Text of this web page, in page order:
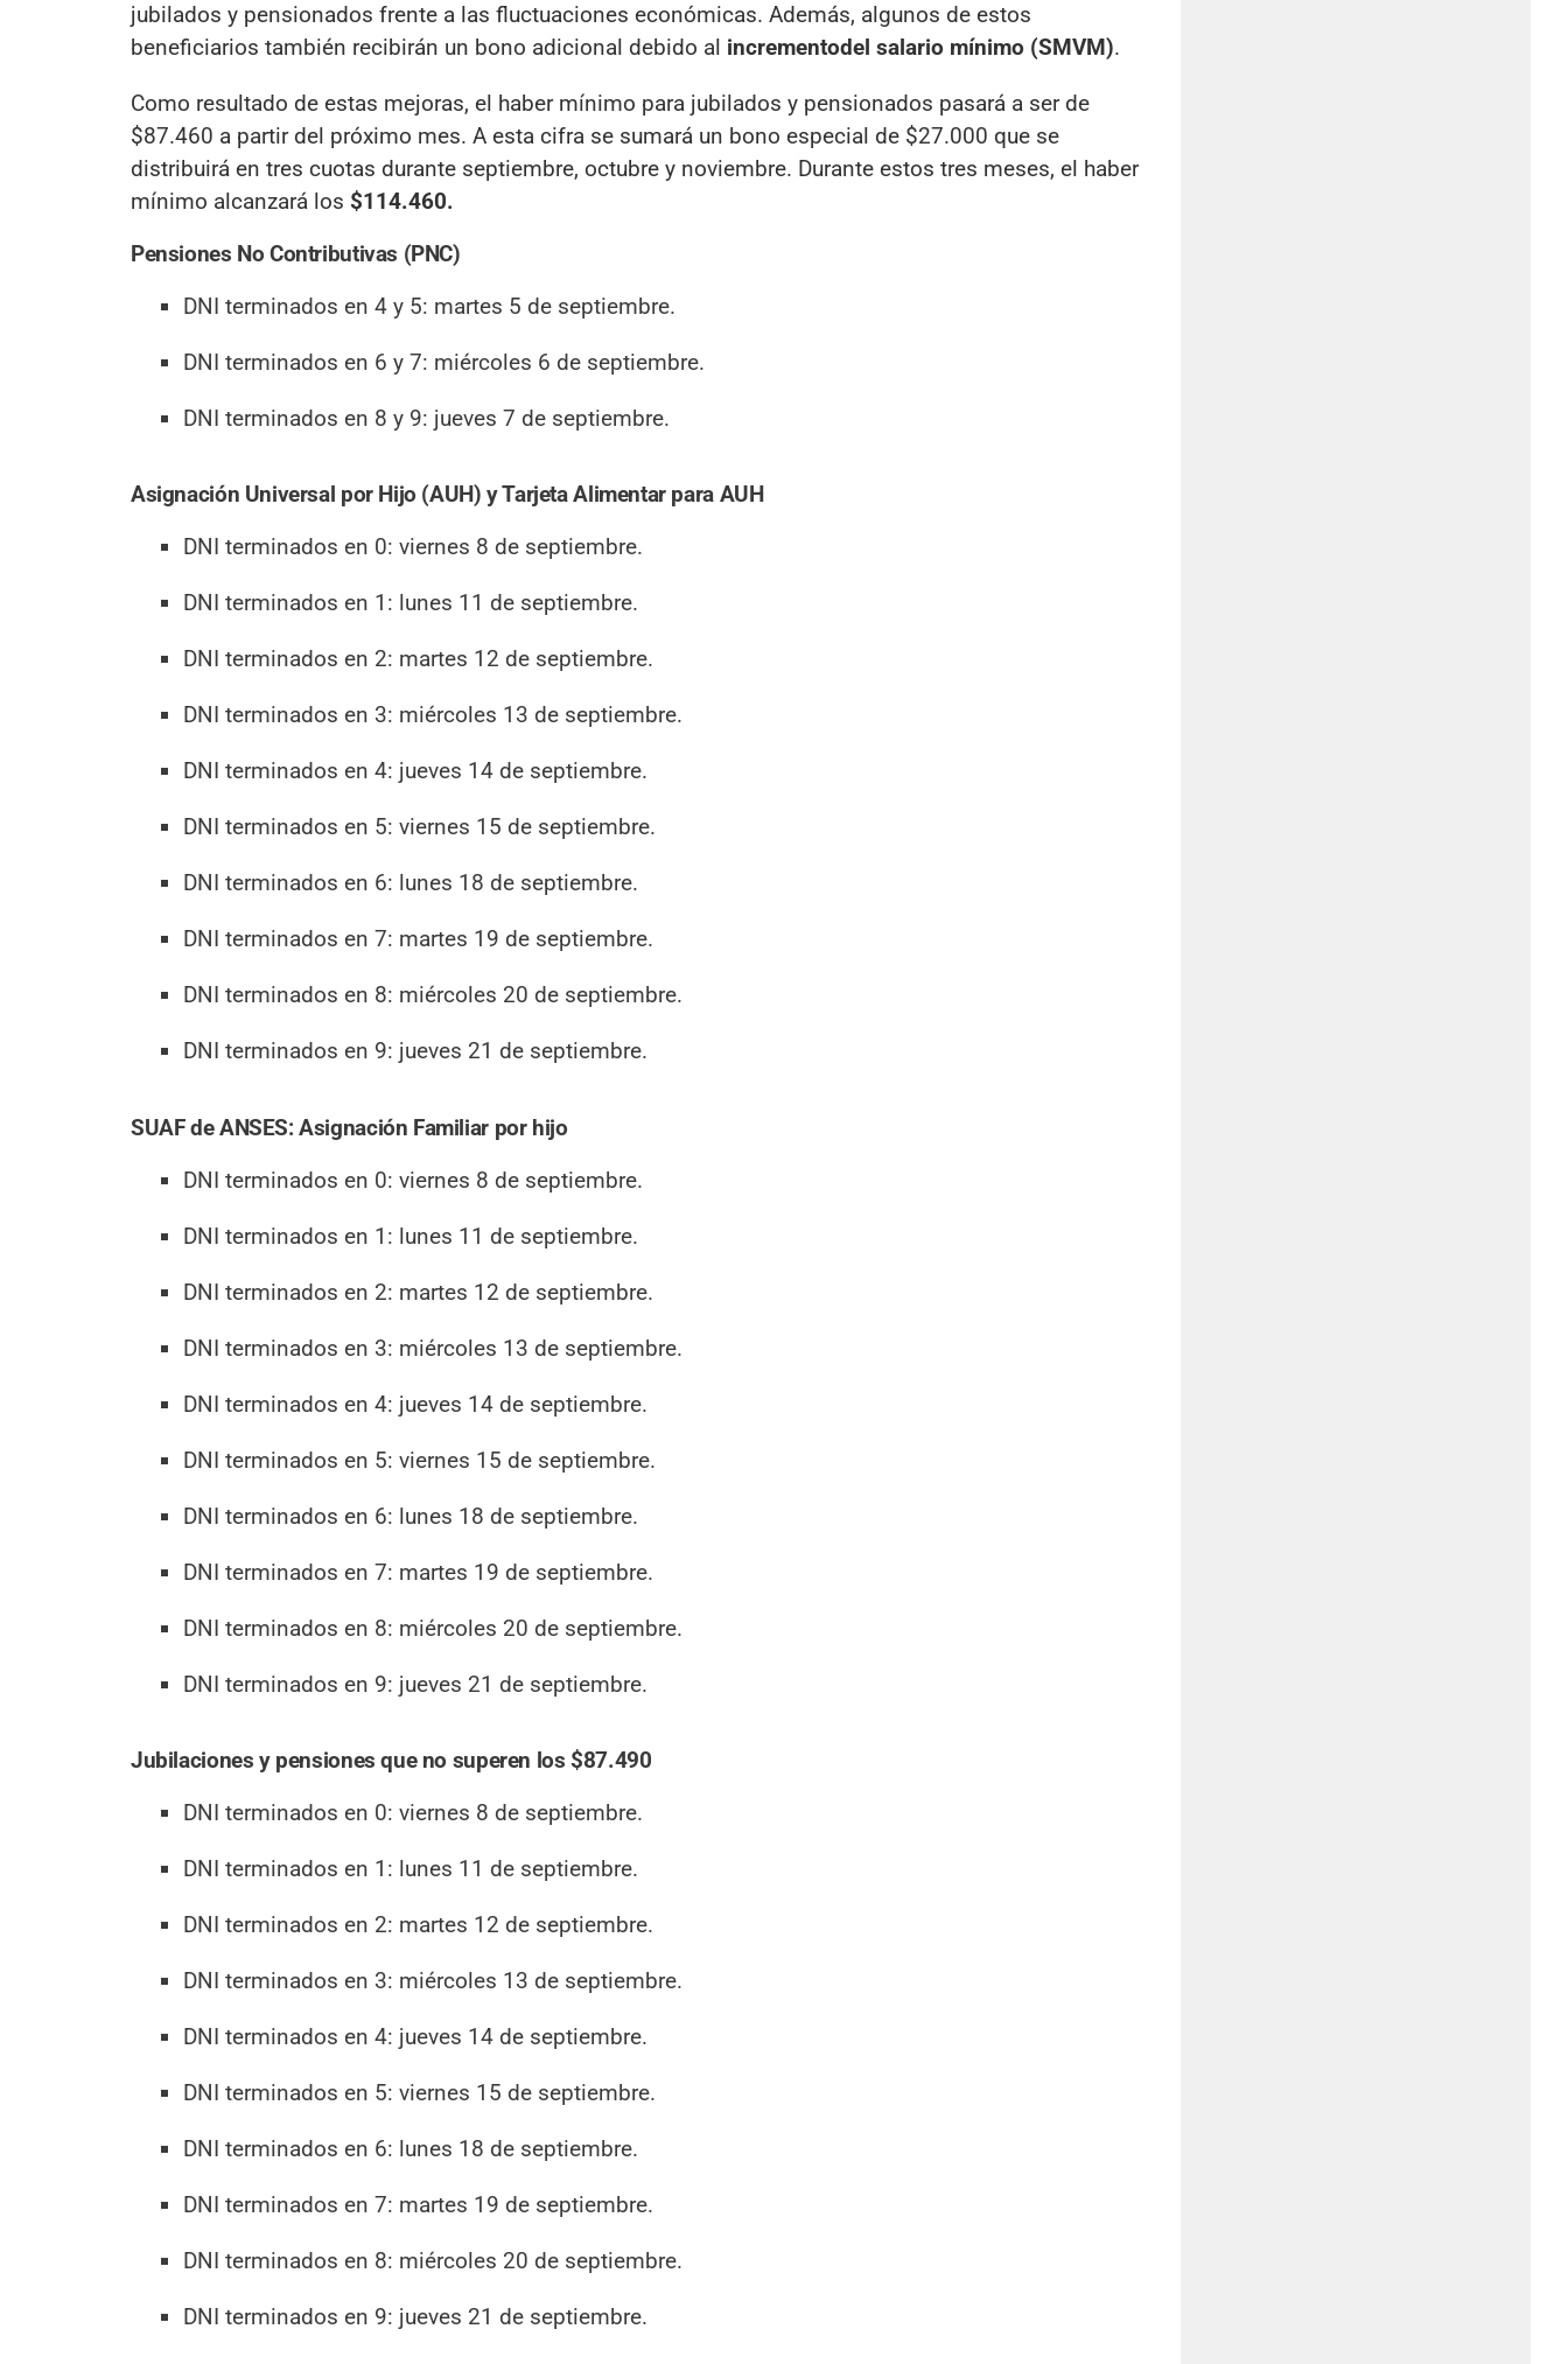
jubilados y pensionados frente a las fluctuaciones económicas. Además, algunos de estos
beneficiarios también recibirán un bono adicional debido al incrementodel salario mínimo (SMVM).
Como resultado de estas mejoras, el haber mínimo para jubilados y pensionados pasará a ser de
$87.460 a partir del próximo mes. A esta cifra se sumará un bono especial de $27.000 que se
distribuirá en tres cuotas durante septiembre, octubre y noviembre. Durante estos tres meses, el haber
mínimo alcanzará los $114.460.
Pensiones No Contributivas (PNC)
DNI terminados en 4 y 5: martes 5 de septiembre.
DNI terminados en 6 y 7: miércoles 6 de septiembre.
DNI terminados en 8 y 9: jueves 7 de septiembre.
Asignación Universal por Hijo (AUH) y Tarjeta Alimentar para AUH
DNI terminados en 0: viernes 8 de septiembre.
DNI terminados en 1: lunes 11 de septiembre.
DNI terminados en 2: martes 12 de septiembre.
DNI terminados en 3: miércoles 13 de septiembre.
DNI terminados en 4: jueves 14 de septiembre.
DNI terminados en 5: viernes 15 de septiembre.
DNI terminados en 6: lunes 18 de septiembre.
DNI terminados en 7: martes 19 de septiembre.
DNI terminados en 8: miércoles 20 de septiembre.
DNI terminados en 9: jueves 21 de septiembre.
SUAF de ANSES: Asignación Familiar por hijo
DNI terminados en 0: viernes 8 de septiembre.
DNI terminados en 1: lunes 11 de septiembre.
DNI terminados en 2: martes 12 de septiembre.
DNI terminados en 3: miércoles 13 de septiembre.
DNI terminados en 4: jueves 14 de septiembre.
DNI terminados en 5: viernes 15 de septiembre.
DNI terminados en 6: lunes 18 de septiembre.
DNI terminados en 7: martes 19 de septiembre.
DNI terminados en 8: miércoles 20 de septiembre.
DNI terminados en 9: jueves 21 de septiembre.
Jubilaciones y pensiones que no superen los $87.490
DNI terminados en 0: viernes 8 de septiembre.
DNI terminados en 1: lunes 11 de septiembre.
DNI terminados en 2: martes 12 de septiembre.
DNI terminados en 3: miércoles 13 de septiembre.
DNI terminados en 4: jueves 14 de septiembre.
DNI terminados en 5: viernes 15 de septiembre.
DNI terminados en 6: lunes 18 de septiembre.
DNI terminados en 7: martes 19 de septiembre.
DNI terminados en 8: miércoles 20 de septiembre.
DNI terminados en 9: jueves 21 de septiembre.